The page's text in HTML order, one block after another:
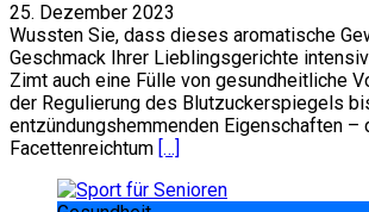
25. Dezember 2023
Wussten Sie, dass dieses aromatische
Geschmack Ihrer Lieblingsgerichte
Zimt auch eine Fülle von gesundheitliche
der Regulierung des Blutzuckerspiegels
entzündungshemmenden Eigenschaften –
Facettenreichtum […]